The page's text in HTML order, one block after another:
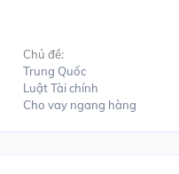
Chủ đề:
Trung Quốc
Luật Tài chính
Cho vay ngang hàng